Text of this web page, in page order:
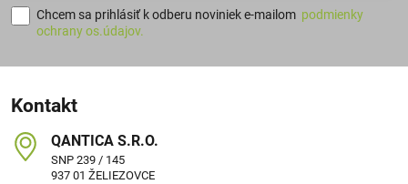
Chcem sa prihlásiť k odberu noviniek e-mailom podmienky
ochrany os.údajov.
Kontakt
QANTICA S​.R​.O​.
SNP 239 / 145
937 01 ŽELIEZOVCE